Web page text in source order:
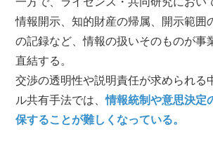
情報開示、知的財産の帰属、開示範囲
の記録など、情報の扱いそのものが事
直結する。
交渉の透明性や説明責任が求められる
ル共有手法では、情報統制や意思決定
保することが難しくなっている。